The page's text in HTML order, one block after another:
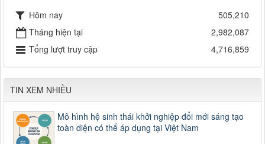
Hôm nay
505,210
Tháng hiện tại
2,982,087
Tổng lượt truy cập
4,716,859
TIN XEM NHIỀU
Mô hình hệ sinh thái khởi nghiệp đổi mới sáng tạo
toàn diện có thể áp dụng tại Việt Nam